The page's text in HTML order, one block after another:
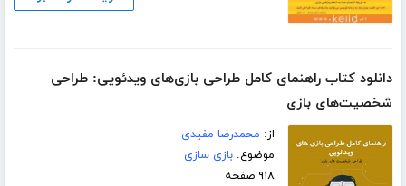
دانلود کتاب راهنمای کامل طراحی بازی‌های ویدئویی: طراحی
شخصیت‌های بازی
از: محمدرضا مفیدی
موضوع:بازی سازی
۹۱۸ صفحه